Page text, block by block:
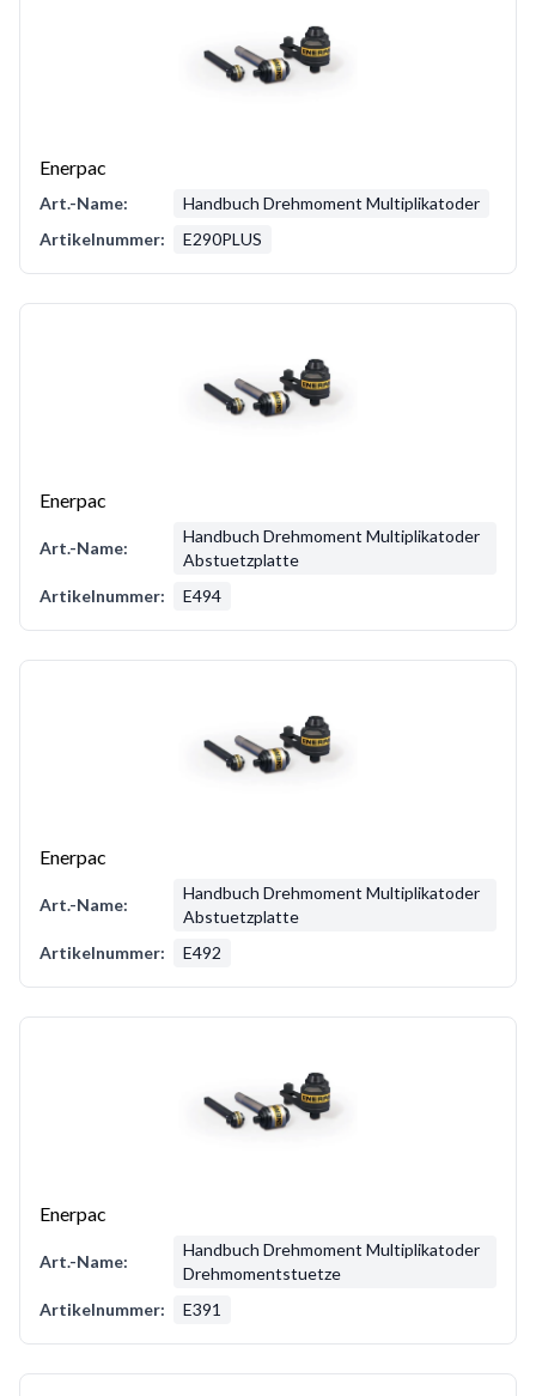
Enerpac
Art.-Name:
Handbuch Drehmoment Multiplikatoder
Artikelnummer:
E290PLUS
Enerpac
Art.-Name:
Handbuch Drehmoment Multiplikatoder
Abstuetzplatte
Artikelnummer:
E494
Enerpac
Art.-Name:
Handbuch Drehmoment Multiplikatoder
Abstuetzplatte
Artikelnummer:
E492
Enerpac
Art.-Name:
Handbuch Drehmoment Multiplikatoder
Drehmomentstuetze
Artikelnummer:
E391